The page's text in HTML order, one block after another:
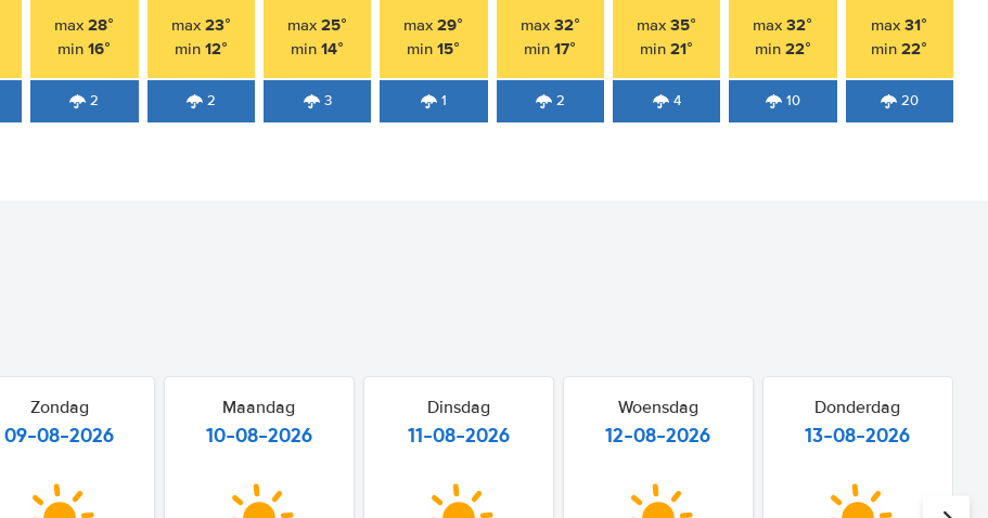
max28°
min16°
2
max 23°
min 12°
2
max25°
min14°
3
max29°
min15°
1
max 32°
min17°
2
max35°
min21°
4
max32°
min 22°
10
max31°
min22°
20
Zondag
09-08-2026
Maandag
10-08-2026
Dinsdag
11-08-2026
Woensdag
12-08-2026
Donderdag
13-08-2026